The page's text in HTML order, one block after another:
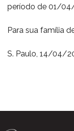
período de 01/
Para sua família
S. Paulo, 14/04/